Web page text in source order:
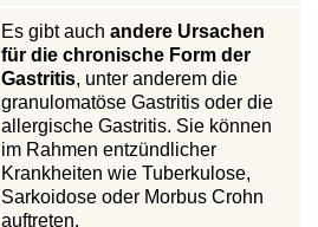
Es gibt auch andere Ursachen
für die chronische Form der
Gastritis, unter anderem die
granulomatöse Gastritis oder die
allergische Gastritis. Sie können
im Rahmen entzündlicher
Krankheiten wie Tuberkulose,
Sarkoidose oder Morbus Crohn
auftreten.